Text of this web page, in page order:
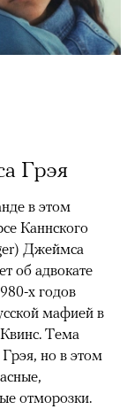
Грэя
в этом
Каннского
Джеймса
об адвокате
х годов
мафией в
Тема
но в этом
отморозки.